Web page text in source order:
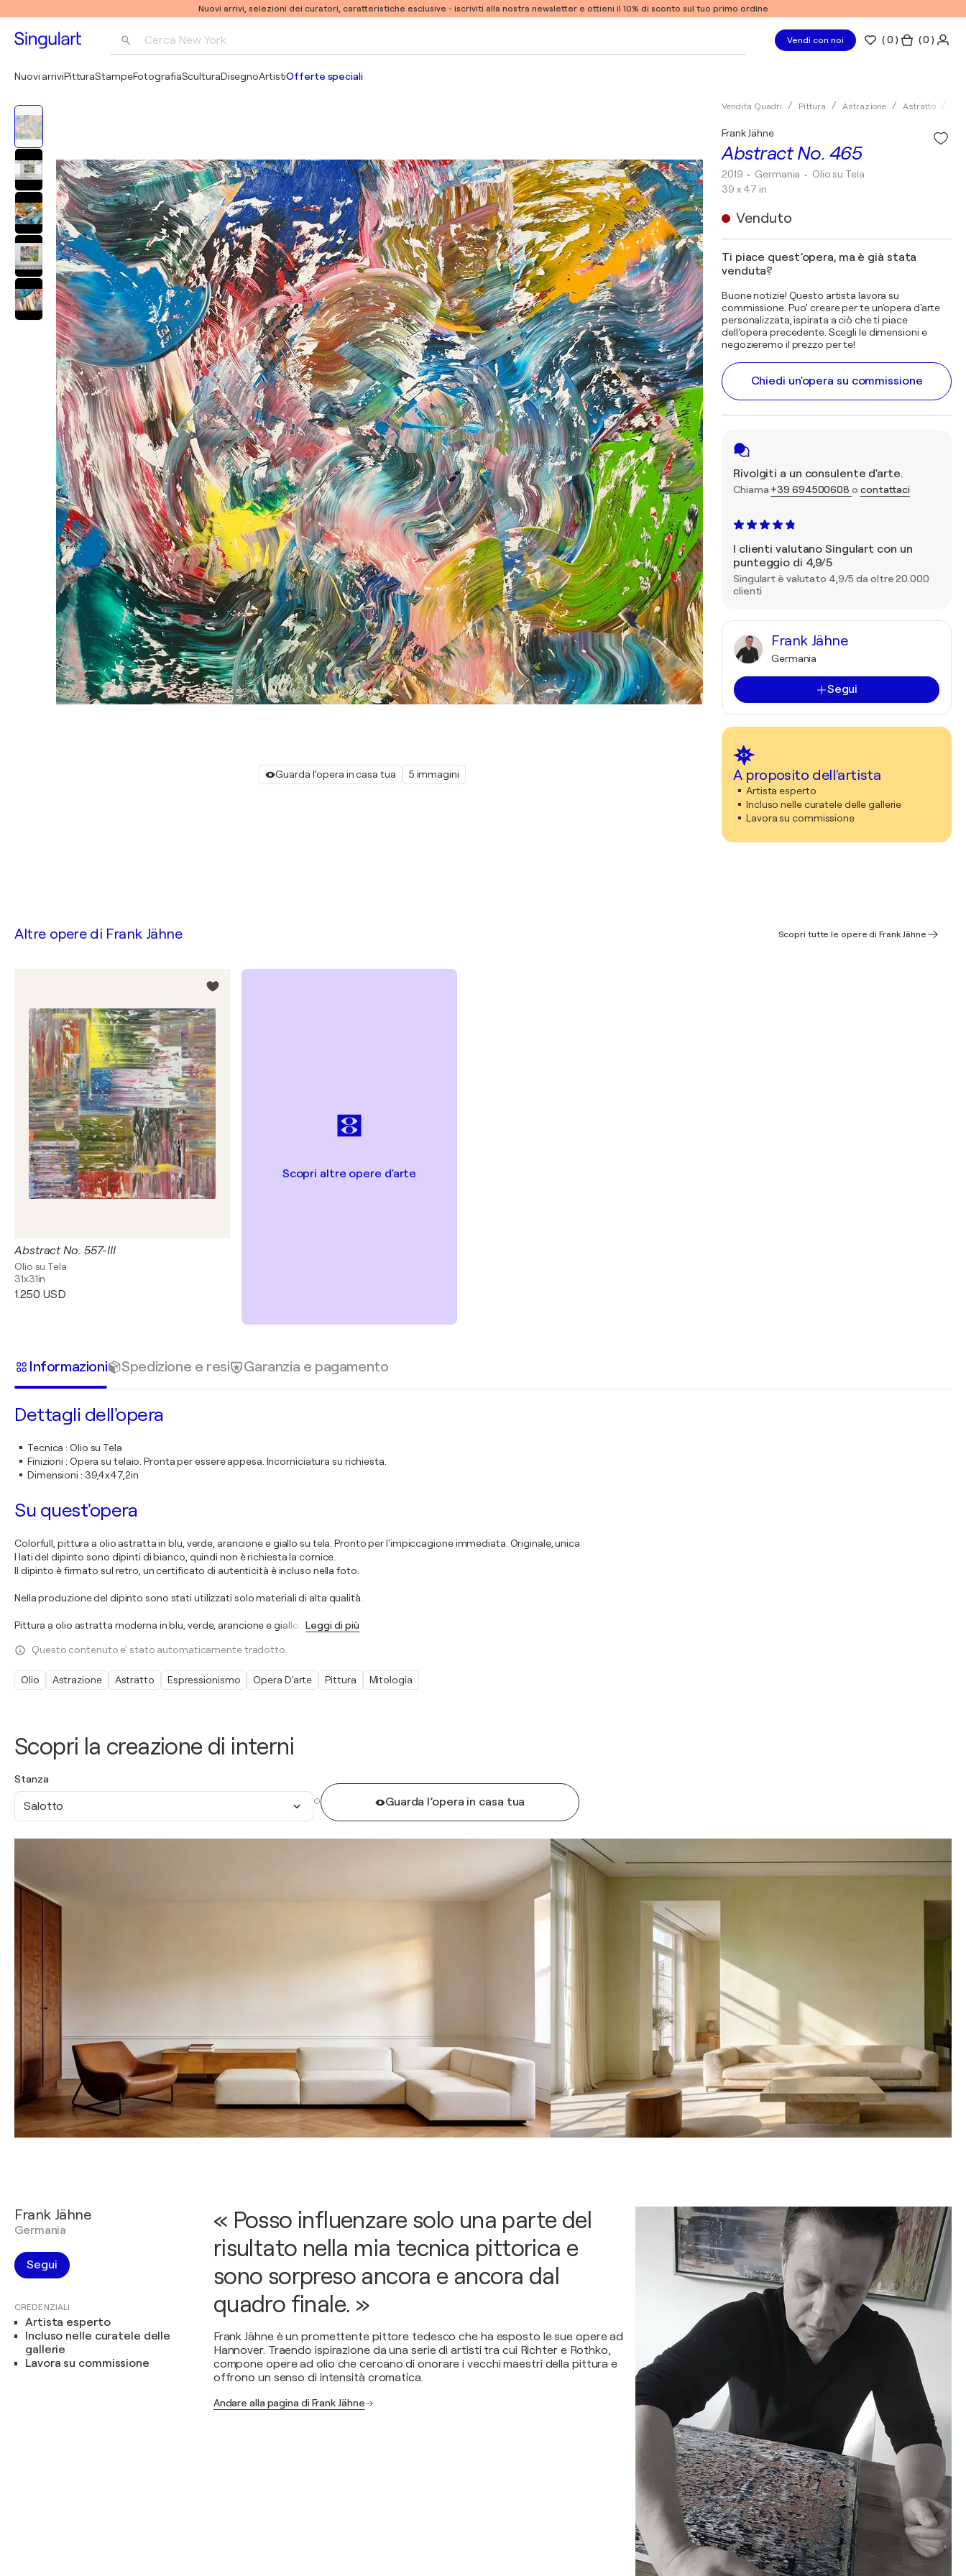
Nuovi arrivi, selezioni dei curatori, caratteristiche esclusive - iscriviti alla nostra newsletter e ottieni il 10% di sconto sul tuo primo ordine
Cerca New York Vendi con noi (0 ) ( 0 )
Nuovi arriviPitturaStampeFotografiaSculturaDisegnoArtistiOfferte speciali
Guarda l’opera in casa tua 5 immagini
Vendita Quadri Pittura Astrazione Astratto
Abstract No. 465
Frank Jähne
2019 • Germania • Olio su Tela
39 x 47 in
Venduto
Ti piace quest’opera, ma è già stata
venduta?
Buone notizie! Questo artista lavora su
commissione. Puo’ creare per te un'opera d'arte
personalizzata, ispirata a ciò che ti piace
dell’opera precedente. Scegli le dimensioni e
negozieremo il prezzo per te!
Chiedi un'opera su commissione
Rivolgiti a un consulente d'arte.
Chiama +39 694500608 o contattaci
I clienti valutano Singulart con un
punteggio di 4,9/5
Singulart è valutato 4,9/5 da oltre 20.000
clienti
Frank Jähne
Germania
Segui
A proposito dell'artista
Artista esperto
Incluso nelle curatele delle gallerie
Lavora su commissione
Scopri la creazione di interni
Stanza
Salotto O Guarda l’opera in casa tua
Altre opere di Frank Jähne Scopri tutte le opere di Frank Jähne
Abstract No. 557-III
Olio su Tela
31x31in
1.250 USD
Scopri altre opere d'arte
Informazioni Spedizione e resi Garanzia e pagamento
Dettagli dell'opera
Tecnica :Olio su Tela
Finizioni : Opera su telaio. Pronta per essere appesa. Incorniciatura su richiesta.
Dimensioni : 39,4x47,2in
Su quest'opera
Colorfull, pittura a olio astratta in blu, verde, arancione e giallo su tela. Pronto per l'impiccagione immediata. Originale, unica
I lati del dipinto sono dipinti di bianco, quindi non è richiesta la cornice.
Il dipinto è firmato sul retro, un certificato di autenticità è incluso nella foto.
Nella produzione del dipinto sono stati utilizzati solo materiali di alta qualità.
Pittura a olio astratta moderna in blu, verde, arancione e giallo Leggi di più
Questo contenuto e' stato automaticamente tradotto.
Olio Astrazione Astratto Espressionismo Opera D'arte Pittura Mitologia
Frank Jähne
Germania
Segui
CREDENZIALI
Artista esperto
Incluso nelle curatele delle
gallerie
Lavora su commissione
« Posso influenzare solo una parte del
risultato nella mia tecnica pittorica e
sono sorpreso ancora e ancora dal
quadro finale. »
Frank Jähne è un promettente pittore tedesco che ha esposto le sue opere ad
Hannover. Traendo ispirazione da una serie di artisti tra cui Richter e Rothko,
compone opere ad olio che cercano di onorare i vecchi maestri della pittura e
offrono un senso di intensità cromatica.
Andare alla pagina di Frank Jähne